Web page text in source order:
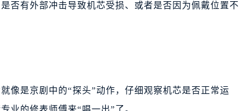
否有外部冲击导致机芯受损、或者是否因为佩戴位置不
像是京剧中的“探头”动作，仔细观察机芯是否正常运